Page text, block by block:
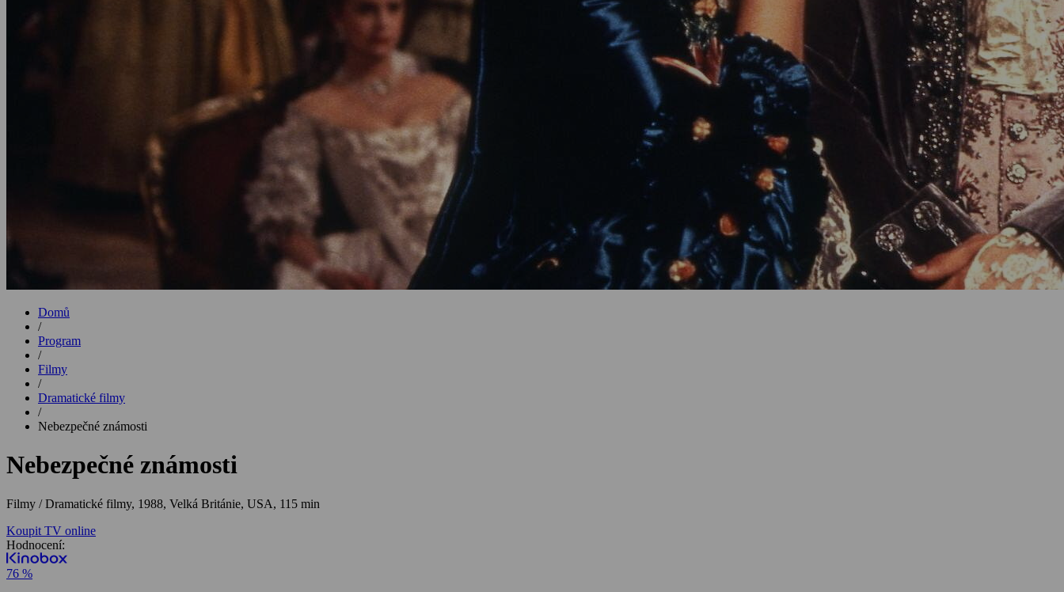
Domů
/
Program
/
Filmy
/
Dramatické filmy
/
Nebezpečné známosti
Nebezpečné známosti
Filmy / Dramatické filmy, 1988, Velká Británie, USA, 115 min
Koupit TV online
Hodnocení:
76 %